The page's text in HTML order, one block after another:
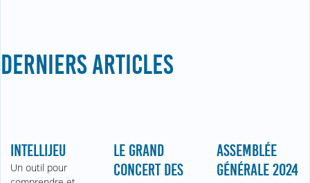
DERNIERS ARTICLES
INTELLIJEU
Un outil pour
LE GRAND
CONCERT DES
ASSEMBLÉE
GÉNÉRALE 2024